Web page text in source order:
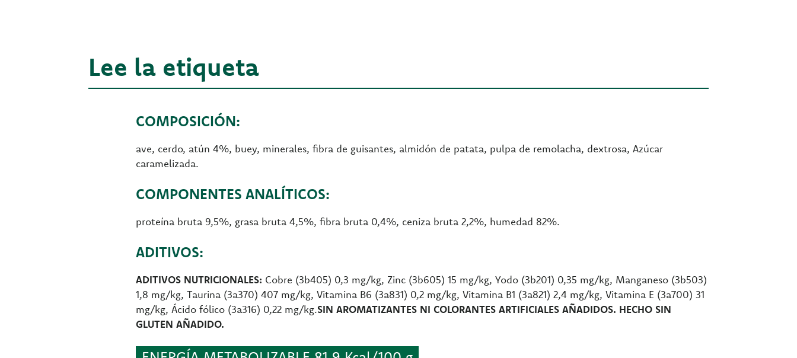
Lee la etiqueta
COMPOSICIÓN:
ave, cerdo, atún 4%, buey, minerales, fibra de guisantes, almidón de patata, pulpa de remolacha, dextrosa, Azúcar
caramelizada.
COMPONENTES ANALÍTICOS:
proteína bruta 9,5%, grasa bruta 4,5%, fibra bruta 0,4%, ceniza bruta 2,2%, humedad 82%.
ADITIVOS:
ADITIVOS NUTRICIONALES: Cobre (3b405) 0,3 mg/kg, Zinc (3b605) 15 mg/kg, Yodo (3b201) 0,35 mg/kg, Manganeso (3b503)
1,8 mg/kg, Taurina (3a370) 407 mg/kg, Vitamina B6 (3a831) 0,2 mg/kg, Vitamina B1 (3a821) 2,4 mg/kg, Vitamina E (3a700) 31
mg/kg, Ácido fólico (3a316) 0,22 mg/kg.SIN AROMATIZANTES NI COLORANTES ARTIFICIALES AÑADIDOS. HECHO SIN
GLUTEN AÑADIDO.